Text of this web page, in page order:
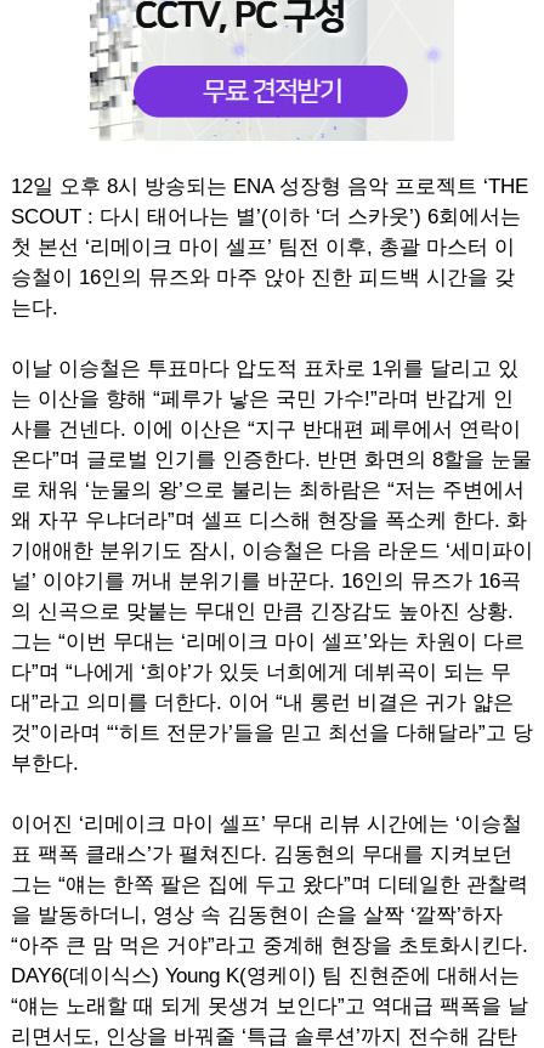
12일 오후 8시 방송되는 ENA 성장형 음악 프로젝트 ‘THE
SCOUT : 다시 태어나는 별’(이하 ‘더 스카웃’) 6회에서는
첫 본선 ‘리메이크 마이 셀프’ 팀전 이후, 총괄 마스터 이
승철이 16인의 뮤즈와 마주 앉아 진한 피드백 시간을 갖
는다.
이날 이승철은 투표마다 압도적 표차로 1위를 달리고 있
는 이산을 향해 “페루가 낳은 국민 가수!”라며 반갑게 인
사를 건넨다. 이에 이산은 “지구 반대편 페루에서 연락이
온다”며 글로벌 인기를 인증한다. 반면 화면의 8할을 눈물
로 채워 ‘눈물의 왕’으로 불리는 최하람은 “저는 주변에서
왜 자꾸 우냐더라”며 셀프 디스해 현장을 폭소케 한다. 화
기애애한 분위기도 잠시, 이승철은 다음 라운드 ‘세미파이
널’ 이야기를 꺼내 분위기를 바꾼다. 16인의 뮤즈가 16곡
의 신곡으로 맞붙는 무대인 만큼 긴장감도 높아진 상황.
그는 “이번 무대는 ‘리메이크 마이 셀프’와는 차원이 다르
다”며 “나에게 ‘희야’가 있듯 너희에게 데뷔곡이 되는 무
대”라고 의미를 더한다. 이어 “내 롱런 비결은 귀가 얇은
것”이라며 “‘히트 전문가’들을 믿고 최선을 다해달라”고 당
부한다.
이어진 ‘리메이크 마이 셀프’ 무대 리뷰 시간에는 ‘이승철
표 팩폭 클래스’가 펼쳐진다. 김동현의 무대를 지켜보던
그는 “얘는 한쪽 팔은 집에 두고 왔다”며 디테일한 관찰력
을 발동하더니, 영상 속 김동현이 손을 살짝 ‘깔짝’하자
“아주 큰 맘 먹은 거야”라고 중계해 현장을 초토화시킨다.
DAY6(데이식스) Young K(영케이) 팀 진현준에 대해서는
“얘는 노래할 때 되게 못생겨 보인다”고 역대급 팩폭을 날
리면서도, 인상을 바꿔줄 ‘특급 솔루션’까지 전수해 감탄